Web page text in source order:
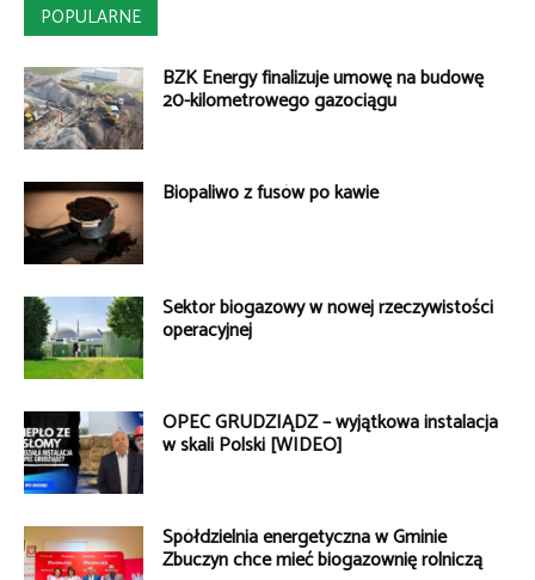
POPULARNE
BZK Energy finalizuje umowę na budowę
20-kilometrowego gazociągu
Biopaliwo z fusów po kawie
Sektor biogazowy w nowej rzeczywistości
operacyjnej
OPEC GRUDZIĄDZ – wyjątkowa instalacja
w skali Polski [WIDEO]
Spółdzielnia energetyczna w Gminie
Zbuczyn chce mieć biogazownię rolniczą